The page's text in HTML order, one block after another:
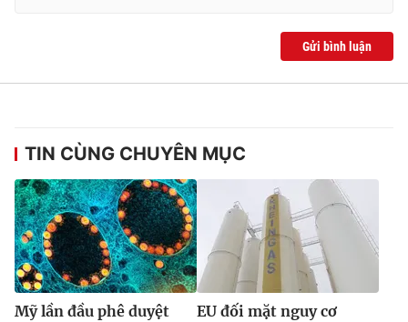
Gửi bình luận
TIN CÙNG CHUYÊN MỤC
Mỹ lần đầu phê duyệt
EU đối mặt nguy cơ